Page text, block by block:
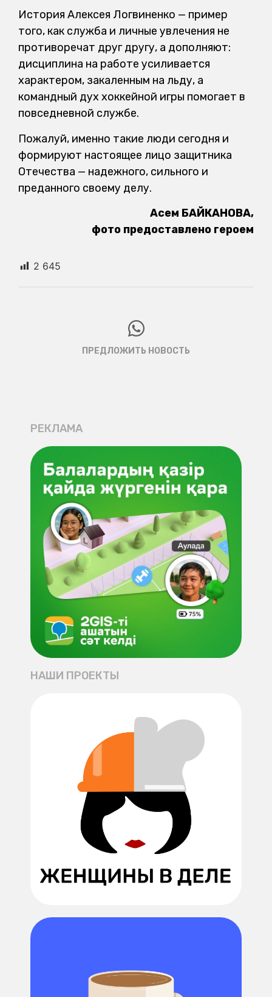
История Алексея Логвиненко — пример
того, как служба и личные увлечения не
противоречат друг другу, а дополняют:
дисциплина на работе усиливается
характером, закаленным на льду, а
командный дух хоккейной игры помогает в
повседневной службе.
Пожалуй, именно такие люди сегодня и
формируют настоящее лицо защитника
Отечества — надежного, сильного и
преданного своему делу.
Асем БАЙКАНОВА,
фото предоставлено героем
2 645
ПРЕДЛОЖИТЬ НОВОСТЬ
РЕКЛАМА
НАШИ ПРОЕКТЫ